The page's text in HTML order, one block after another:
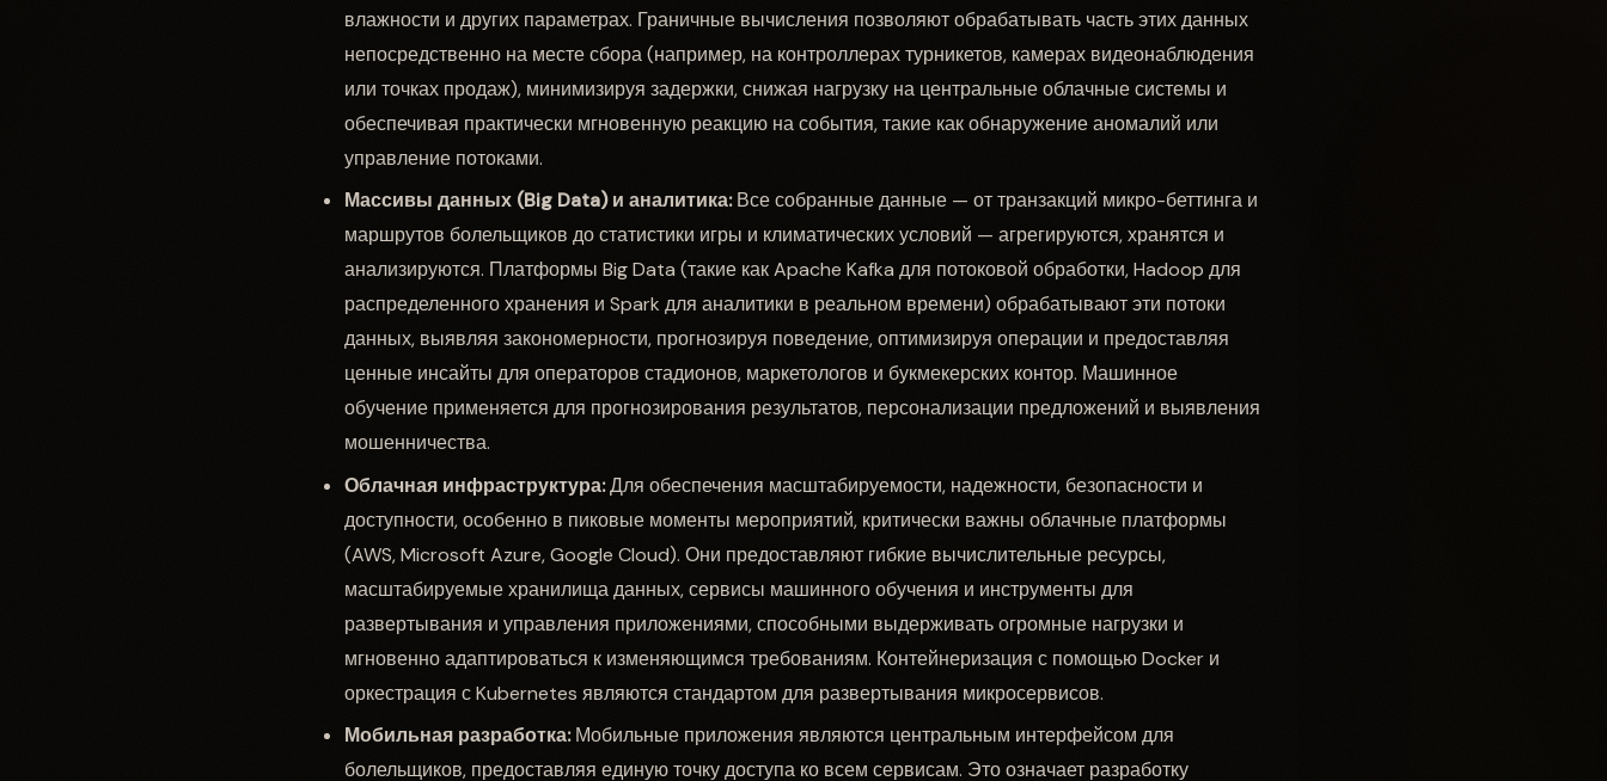
влажности и других параметрах. Граничные вычисления позволяют обрабатывать часть этих данных
непосредственно на месте сбора (например, на контроллерах турникетов, камерах видеонаблюдения
или точках продаж), минимизируя задержки, снижая нагрузку на центральные облачные системы и
обеспечивая практически мгновенную реакцию на события, такие как обнаружение аномалий или
управление потоками.
Массивы данных (Big Data) и аналитика:Все собранные данные — от транзакций микро-беттинга и
маршрутов болельщиков до статистики игры и климатических условий — агрегируются, хранятся и
анализируются. Платформы Big Data (такие как Apache Kafka для потоковой обработки, Hadoop для
распределенного хранения и Spark для аналитики в реальном времени) обрабатывают эти потоки
данных, выявляя закономерности, прогнозируя поведение, оптимизируя операции и предоставляя
ценные инсайты для операторов стадионов, маркетологов и букмекерских контор. Машинное
обучение применяется для прогнозирования результатов, персонализации предложений и выявления
мошенничества.
Облачная инфраструктура:Для обеспечения масштабируемости, надежности, безопасности и
доступности, особенно в пиковые моменты мероприятий, критически важны облачные платформы
(AWS, Microsoft Azure, Google Cloud). Они предоставляют гибкие вычислительные ресурсы,
масштабируемые хранилища данных, сервисы машинного обучения и инструменты для
развертывания и управления приложениями, способными выдерживать огромные нагрузки и
мгновенно адаптироваться к изменяющимся требованиям. Контейнеризация с помощью Docker и
оркестрация с Kubernetes являются стандартом для развертывания микросервисов.
Мобильная разработка:Мобильные приложения являются центральным интерфейсом для
болельщиков, предоставляя единую точку доступа ко всем сервисам. Это означает разработку